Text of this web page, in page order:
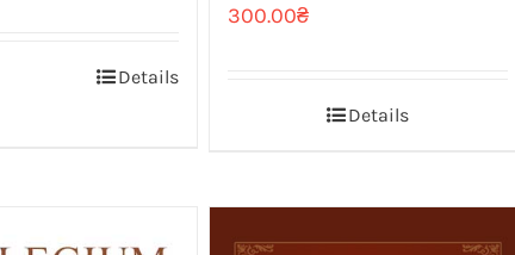
Details
300.00₴
Details